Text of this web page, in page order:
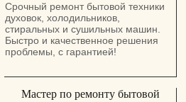
Срочный ремонт бытовой техники
духовок, холодильников,
стиральных и сушильных машин.
Быстро и качественное решения
проблемы, с гарантией!
Мастер по ремонту бытовой